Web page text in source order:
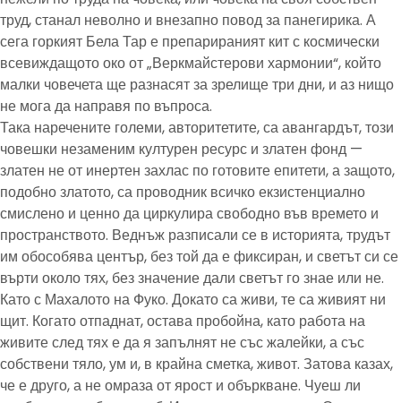
труд, станал неволно и внезапно повод за панегирика. А
сега горкият Бела Тар е препарираният кит с космически
всевиждащото око от „Веркмайстерови хармонии“, който
малки човечета ще разнасят за зрелище три дни, и аз нищо
не мога да направя по въпроса.
Така наречените големи, авторитетите, са авангардът, този
човешки незаменим културен ресурс и златен фонд —
златен не от инертен захлас по готовите епитети, а защото,
подобно златото, са проводник всичко екзистенциално
смислено и ценно да циркулира свободно във времето и
пространството. Веднъж разписали се в историята, трудът
им обособява център, без той да е фиксиран, и светът си се
върти около тях, без значение дали светът го знае или не.
Като с Махалото на Фуко. Докато са живи, те са живият ни
щит. Когато отпаднат, остава пробойна, като работа на
живите след тях е да я запълнят не със жалейки, а със
собствени тяло, ум и, в крайна сметка, живот. Затова казах,
че е друго, а не омраза от ярост и объркване. Чуеш ли